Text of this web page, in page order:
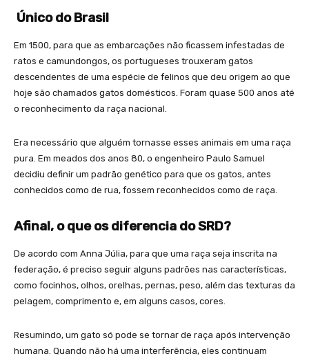
Único do Brasil
Em 1500, para que as embarcações não ficassem infestadas de
ratos e camundongos, os portugueses trouxeram gatos
descendentes de uma espécie de felinos que deu origem ao que
hoje são chamados gatos domésticos. Foram quase 500 anos até
o reconhecimento da raça nacional.
Era necessário que alguém tornasse esses animais em uma raça
pura. Em meados dos anos 80, o engenheiro Paulo Samuel
decidiu definir um padrão genético para que os gatos, antes
conhecidos como de rua, fossem reconhecidos como de raça.
Afinal, o que os diferencia do SRD?
De acordo com Anna Júlia, para que uma raça seja inscrita na
federação, é preciso seguir alguns padrões nas características,
como focinhos, olhos, orelhas, pernas, peso, além das texturas da
pelagem, comprimento e, em alguns casos, cores.
Resumindo, um gato só pode se tornar de raça após intervenção
humana. Quando não há uma interferência, eles continuam